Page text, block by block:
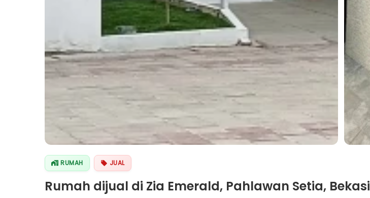
RUMAH JUAL
Rumah dijual di Zia Emerald, Pahlawan Setia, Bekasi